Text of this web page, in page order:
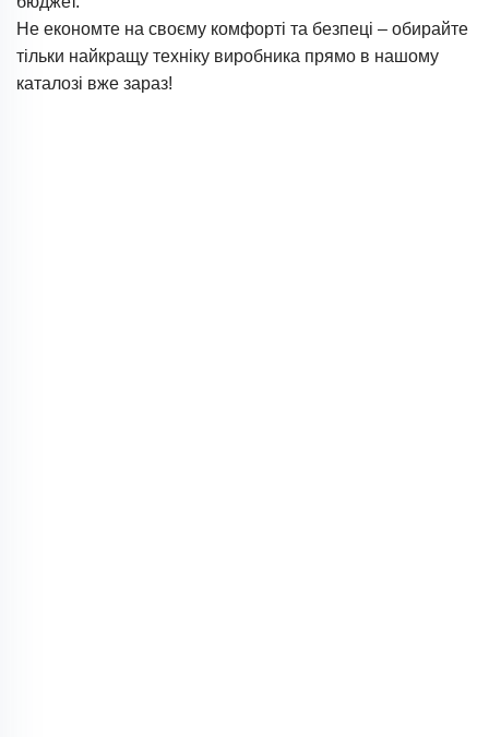
Не економте на своєму комфорті та безпеці – обирайте
тільки найкращу техніку виробника прямо в нашому
каталозі вже зараз!